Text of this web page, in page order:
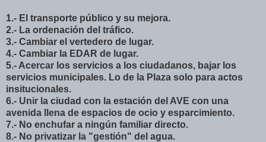
1.- El transporte público y su mejora.
2.- La ordenación del tráfico.
3.- Cambiar el vertedero de lugar.
4.- Cambiar la EDAR de lugar.
5.- Acercar los servicios a los ciudadanos, bajar los
servicios municipales. Lo de la Plaza solo para actos
insitucionales.
6.- Unir la ciudad con la estación del AVE con una
avenida llena de espacios de ocio y esparcimiento.
7.- No enchufar a ningún familiar directo.
8.- No privatizar la "gestión" del agua.